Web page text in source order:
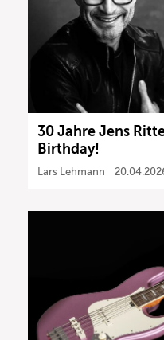
30 Jahre Jens
Birthday!
Lars Lehmann